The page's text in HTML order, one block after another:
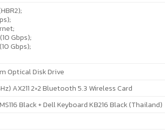
Gbps);
Gbps);
Optical Disk Drive
AX211 2×2 Bluetooth 5.3 Wireless Card
Black + Dell Keyboard KB216 Black (Thailand)